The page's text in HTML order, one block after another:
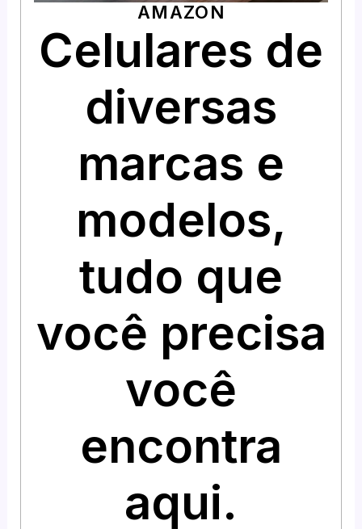
AMAZON
Celulares de
diversas
marcas e
modelos,
tudo que
você precisa
você
encontra
aqui.